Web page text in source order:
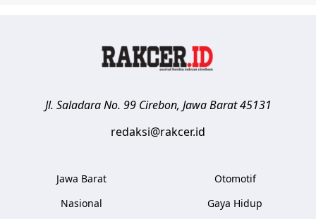
Jl. Saladara No. 99 Cirebon, Jawa Barat 45131
redaksi@rakcer.id
Jawa Barat
Nasional
Otomotif
Gaya Hidup